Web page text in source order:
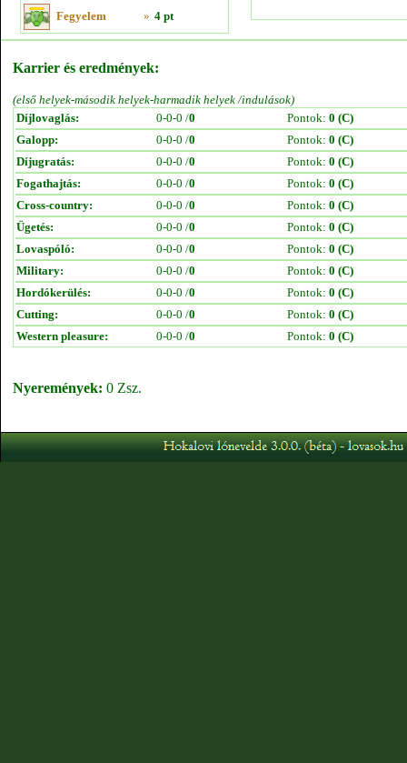
Fegyelem » 4 pt
Karrier és eredmények:
(első helyek-második helyek-harmadik helyek /indulások)
Díjlovaglás:
0-0-0 /0 Pontok: 0 (C)
Galopp:
0-0-0 /0 Pontok: 0 (C)
Díjugratás:
0-0-0 /0 Pontok: 0 (C)
Fogathajtás:
0-0-0 /0 Pontok: 0 (C)
Cross-country:
0-0-0 /0 Pontok: 0 (C)
Ügetés:
0-0-0 /0 Pontok: 0 (C)
Lovaspóló:
0-0-0 /0 Pontok: 0 (C)
Military:
0-0-0 /0 Pontok: 0 (C)
Hordókerülés:
0-0-0 /0 Pontok: 0 (C)
Cutting:
0-0-0 /0 Pontok: 0 (C)
Western pleasure:
0-0-0 /0 Pontok: 0 (C)
Nyeremények: 0 Zsz.